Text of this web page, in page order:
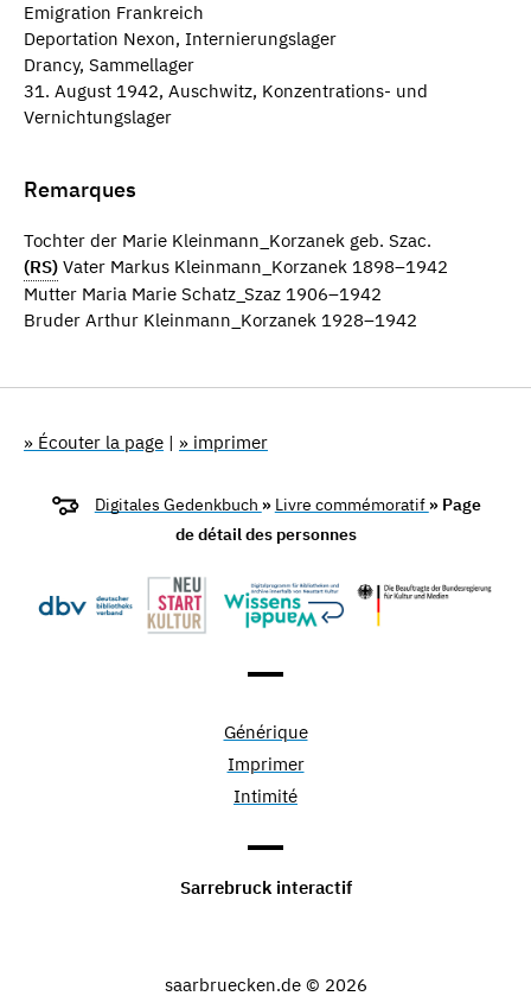
Emigration Frankreich
Deportation Nexon, Internierungslager
Drancy, Sammellager
31. August 1942, Auschwitz, Konzentrations- und
Vernichtungslager
Remarques
Tochter der Marie Kleinmann_Korzanek geb. Szac.
(RS) Vater Markus Kleinmann_Korzanek 1898–1942
Mutter Maria Marie Schatz_Szaz 1906–1942
Bruder Arthur Kleinmann_Korzanek 1928–1942
» Écouter la page | » imprimer
Digitales Gedenkbuch » Livre commémoratif » Page
de détail des personnes
Générique
Imprimer
Intimité
Sarrebruck interactif
saarbruecken.de © 2026